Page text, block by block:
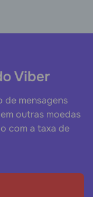
Viber
de mensagens
outras moedas
com a taxa de